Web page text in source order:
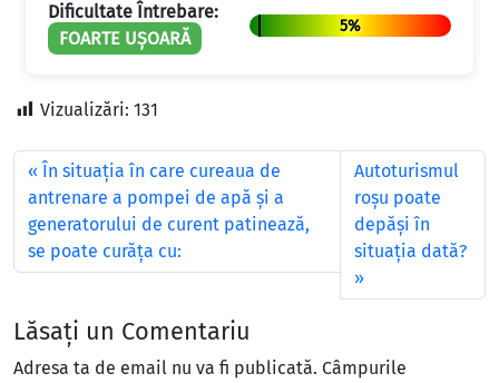
Dificultate Întrebare:
FOARTE UȘOARĂ
5%
Vizualizări: 131
În situaţia în care cureaua de
antrenare a pompei de apă şi a
generatorului de curent patinează,
se poate curăţa cu:
Autoturismul
roşu poate
depăşi în
situaţia dată?
Lăsați un Comentariu
Adresa ta de email nu va fi publicată. Câmpurile